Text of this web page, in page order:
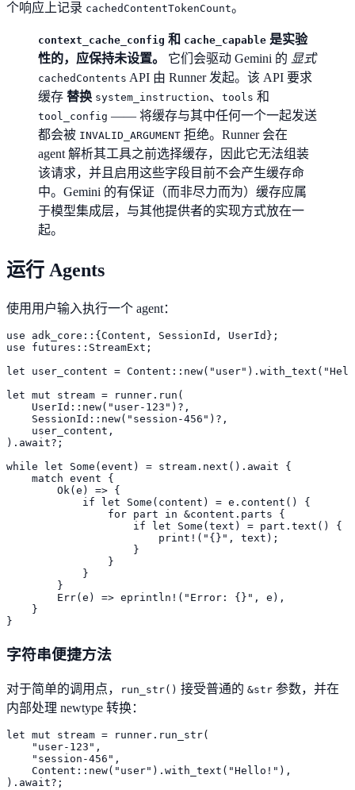
个响应上记录 cachedContentTokenCount。
context_cache_config 和 cache_capable 是实验
性的，应保持未设置。
它们会驱动 Gemini 的 显式
cachedContents API 由 Runner 发起。该 API 要求
缓存 替换 system_instruction、 tools 和
tool_config —— 将缓存与其中任何一个一起发送
都会被 INVALID_ARGUMENT 拒绝。Runner 会在
agent 解析其工具之前选择缓存，因此它无法组装
该请求，并且启用这些字段目前不会产生缓存命
中。Gemini 的有保证（而非尽力而为）缓存应属
于模型集成层，与其他提供者的实现方式放在一
起。
运行 Agents
使用用户输入执行一个 agent：
use adk_core::{Content, SessionId, UserId};
use futures::StreamExt;
let user_content =
let mut stream = runner.run(
    UserId::new("user-123")?,
    SessionId::new("session-456")?,
    user_content,
).await?;
while let Some(event) = stream.next().await {
    match event {
        Ok(e) => {
            if let Some(content) = e.content() {
                for part in &content.parts {
                    if let Some(text) = part.text() {
                        print!("{}", text);
                    }
                }
            }
        }
        Err(e) => eprintln!("Error: {}", e),
    }
}
字符串便捷方法
对于简单的调用点， run_str() 接受普通的 &str 参数，并在
内部处理 newtype 转换：
let mut stream = runner.run_str(
    "user-123",
    "session-456",
    Content::new("user").with_text("Hello!"),
).await?;